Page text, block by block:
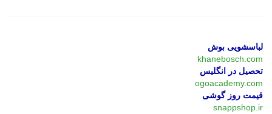
لباسشویی بوش
khanebosch.com
تحصیل در انگلیس
ogoacademy.com
قیمت روز گوشی
snappshop.ir